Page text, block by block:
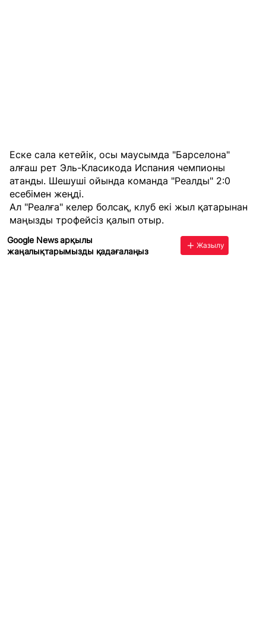
Еске сала кетейік, осы маусымда "Барселона"
алғаш рет Эль-Класикода Испания чемпионы
атанды. Шешуші ойында команда "Реалды" 2:0
есебімен жеңді.
Ал "Реалға" келер болсақ, клуб екі жыл қатарынан
маңызды трофейсіз қалып отыр.
Google News арқылы
жаңалықтарымызды қадағалаңыз
Жазылу